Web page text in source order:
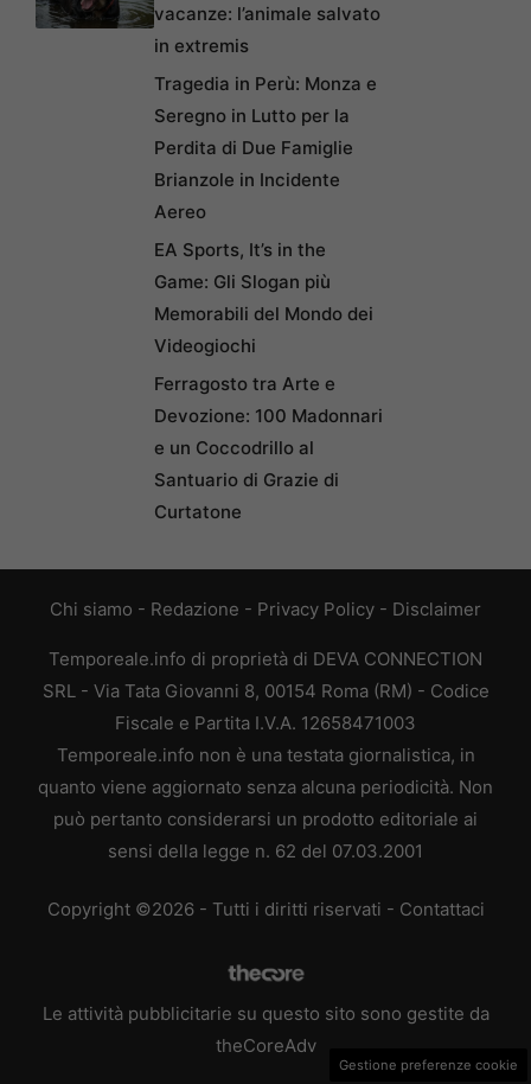
vacanze: l’animale salvato
in extremis
Tragedia in Perù: Monza e
Seregno in Lutto per la
Perdita di Due Famiglie
Brianzole in Incidente
Aereo
EA Sports, It’s in the
Game: Gli Slogan più
Memorabili del Mondo dei
Videogiochi
Ferragosto tra Arte e
Devozione: 100 Madonnari
e un Coccodrillo al
Santuario di Grazie di
Curtatone
Chi siamo - Redazione - Privacy Policy - Disclaimer
Temporeale.info di proprietà di DEVA CONNECTION
SRL - Via Tata Giovanni 8, 00154 Roma (RM) - Codice
Fiscale e Partita I.V.A. 12658471003
Temporeale.info non è una testata giornalistica, in
quanto viene aggiornato senza alcuna periodicità. Non
può pertanto considerarsi un prodotto editoriale ai
sensi della legge n. 62 del 07.03.2001
Copyright ©2026 - Tutti i diritti riservati - Contattaci
Le attività pubblicitarie su questo sito sono gestite da
theCoreAdv
Gestione preferenze cookie